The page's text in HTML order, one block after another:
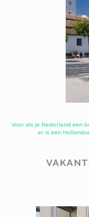
Voor als je Nederland een
er is een